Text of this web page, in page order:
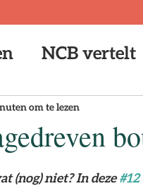
NCB vertelt
WKB
om te lezen
(nog) niet? In deze #12